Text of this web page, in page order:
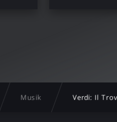
Musik Verdi: Il